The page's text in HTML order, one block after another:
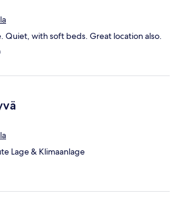
Quiet, with soft beds. Great location also.
Lage & Klimaanlage